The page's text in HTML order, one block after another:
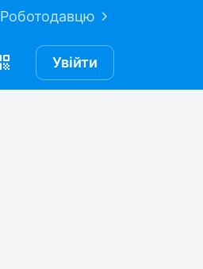
Роботодавцю
Увійти